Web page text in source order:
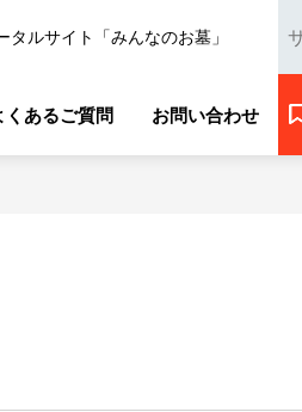
ルサイト「みんなのお墓」
くあるご質問 お問い合わせ